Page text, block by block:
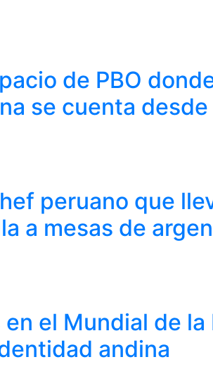
de PBO
se cuenta desde
peruano que
a mesas de
el Mundial de la
andina